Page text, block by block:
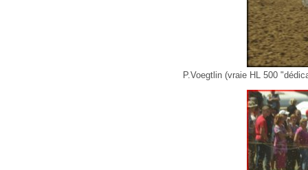
P.Voegtlin (vraie HL 500